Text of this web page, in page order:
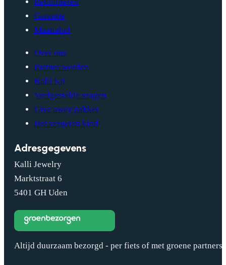
Retourneren
Garantie
Maattabel
Over ons
Partner worden
Kalli Kit
Veelgestelde vragen
Give away pakket
Het vergeten kind
Adresgegevens
Kalli Jewelry
Marktstraat 6
5401 GH Uden
Altijd duurzaam bezorgd - per fiets of met groene partners